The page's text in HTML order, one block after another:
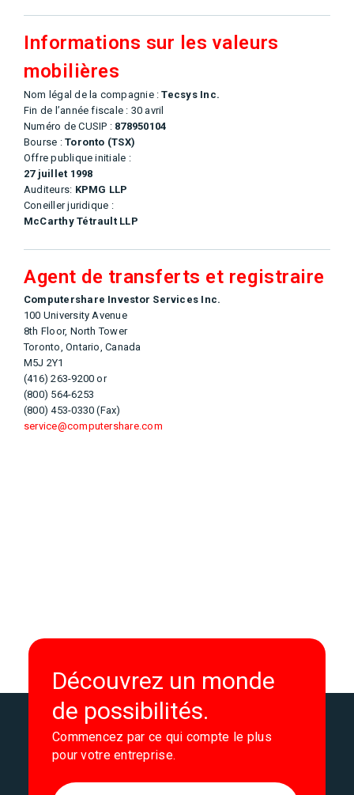
Informations sur les valeurs
mobilières
Nom légal de la compagnie :Tecsys Inc.
Fin de l’année fiscale : 30 avril
Numéro de CUSIP : 878950104
Bourse :Toronto (TSX)
Offre publique initiale :
27 juillet 1998
Auditeurs: KPMG LLP
Coneiller juridique :
McCarthy Tétrault LLP
Agent de transferts et registraire
Computershare Investor Services Inc.
100 University Avenue
8th Floor, North Tower
Toronto, Ontario, Canada
M5J 2Y1
(416) 263-9200 or
(800) 564-6253
(800) 453-0330 (Fax)
service@computershare.com
Découvrez un monde
de possibilités.
Commencez par ce qui compte le plus
pour votre entreprise.